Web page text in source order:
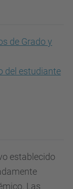
de Grado y
del estudiante
establecido
Las